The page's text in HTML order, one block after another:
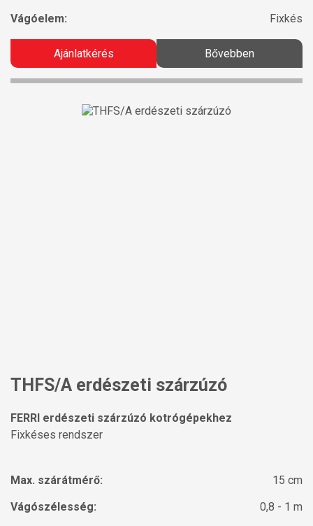
Vágóelem: Fixkés
Ajánlatkérés Bővebben
THFS/A erdészeti szárzúzó
FERRI erdészeti szárzúzó kotrógépekhez
Fixkéses rendszer
Max. szárátmérő:
15 cm
Vágószélesség:
0,8 - 1 m